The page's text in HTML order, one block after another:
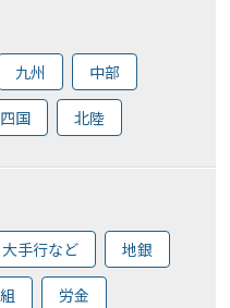
九州 中部
国 北陸
大手行など 地銀
労金